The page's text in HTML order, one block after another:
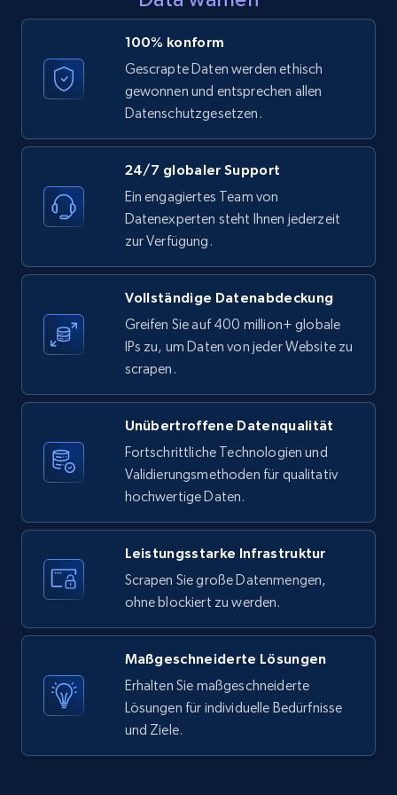
URL, ID, User id, Use url, Title, Headline, Post
text, Date posted, and more.
11.3K+ 1.5K+ Gratis testen
LinkedIn posts - Discover new posts
URL, ID, User id, Use url, Title, Headline, Post
text, Date posted, and more.
11.3K+ 1.5K+ Gratis testen
X (formerly Twitter) - Posts
ID, User posted, Name, Description, Date
posted, Photos, URL, Quoted post, and more.
10.4K+ 1.2K+ Gratis testen
Twitter posts URLs
ID, User posted, Name, Description, Date
posted, Photos, URL, Quoted post, and more.
1.2K+
100% konform
Gescrapte Daten werden ethisch
gewonnen und entsprechen allen
Datenschutzgesetzen.
24/7 globaler Support
Ein engagiertes Team von
Datenexperten steht Ihnen jederzeit
zur Verfügung.
Vollständige Datenabdeckung
Greifen Sie auf 400 million+ globale
IPs zu, um Daten von jeder Website zu
scrapen.
Unübertroffene Datenqualität
Fortschrittliche Technologien und
Validierungsmethoden für qualitativ
hochwertige Daten.
Leistungsstarke Infrastruktur
Scrapen Sie große Datenmengen,
ohne blockiert zu werden.
Maßgeschneiderte Lösungen
Erhalten Sie maßgeschneiderte
Lösungen für individuelle Bedürfnisse
und Ziele.